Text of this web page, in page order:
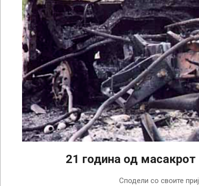
21 година од масакрот
Сподели со своите